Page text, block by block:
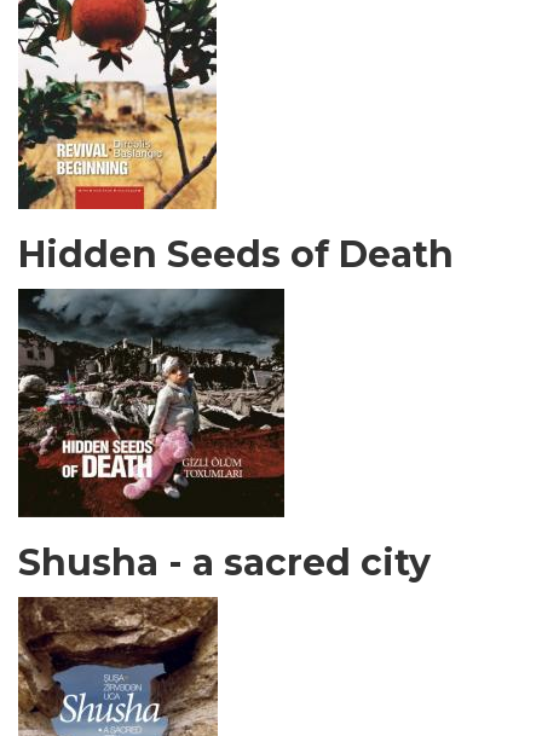
Hidden Seeds of Death
Shusha - a sacred city